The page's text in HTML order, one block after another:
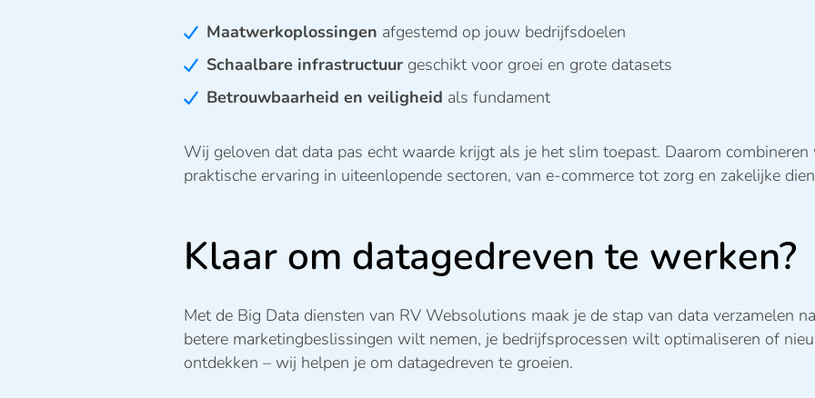
Maatwerkoplossingen afgestemd op jouw bedrijfsdoelen
Schaalbare infrastructuur geschikt voor groei en grote datasets
Betrouwbaarheid en veiligheid als fundament
Wij geloven dat data pas echt waarde krijgt als je het slim toepast. Daarom
praktische ervaring in uiteenlopende sectoren, van e-commerce tot zorg en zakelijke
Klaar om datagedreven te werken?
Met de Big Data diensten van RV Websolutions maak je de stap van data verzamelen
betere marketingbeslissingen wilt nemen, je bedrijfsprocessen wilt optimaliseren of
ontdekken – wij helpen je om datagedreven te groeien.